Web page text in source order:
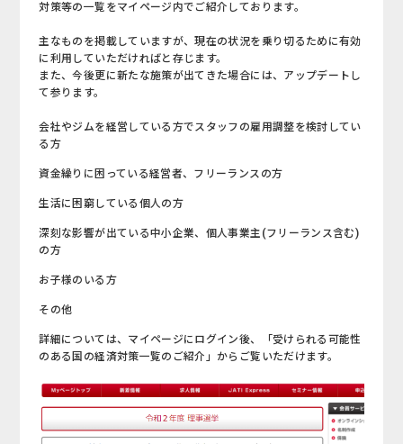
対策等の一覧をマイページ内でご紹介しております。
主なものを掲載していますが、現在の状況を乗り切るために有効
に利用していただければと存じます。
また、今後更に新たな施策が出てきた場合には、アップデートし
て参ります。
会社やジムを経営している方でスタッフの雇用調整を検討してい
る方
資金繰りに困っている経営者、フリーランスの方
生活に困窮している個人の方
深刻な影響が出ている中小企業、個人事業主(フリーランス含む)
の方
お子様のいる方
その他
詳細については、マイページにログイン後、「受けられる可能性
のある国の経済対策一覧のご紹介」からご覧いただけます。